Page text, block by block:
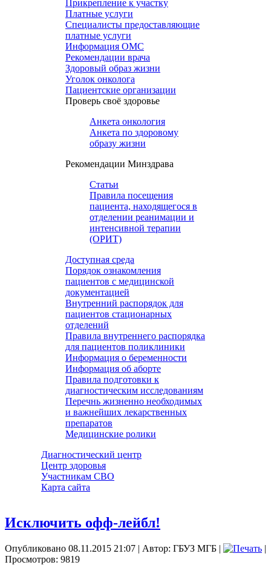
Прикрепление к участку
Платные услуги
Специалисты предоставляющие
платные услуги
Информация ОМС
Рекомендации врача
Здоровый образ жизни
Уголок онколога
Пациентские организации
Проверь своё здоровье
Анкета онкология
Анкета по здоровому
образу жизни
Рекомендации Минздрава
Статьи
Правила посещения
пациента, находящегося в
отделении реанимации и
интенсивной терапии
(ОРИТ)
Доступная среда
Порядок ознакомления
пациентов с медицинской
документацией
Внутренний распорядок для
пациентов стационарных
отделений
Правила внутреннего распорядка
для пациентов поликлиники
Информация о беременности
Информация об аборте
Правила подготовки к
диагностическим исследованиям
Перечнь жизненно необходимых
и важнейших лекарственных
препаратов
Медицинские ролики
Диагностический центр
Центр здоровья
Участникам СВО
Карта сайта
Исключить офф-лейбл!
Опубликовано 08.11.2015 21:07 | Автор: ГБУЗ МГБ |
|
Просмотров: 9819